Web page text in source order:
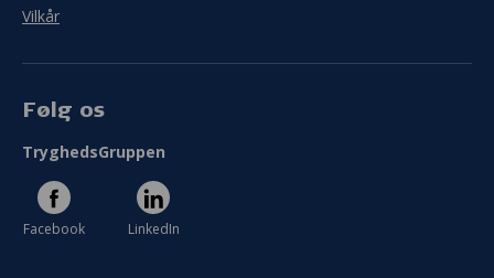
Vilkår
Følg os
TryghedsGruppen
Facebook LinkedIn